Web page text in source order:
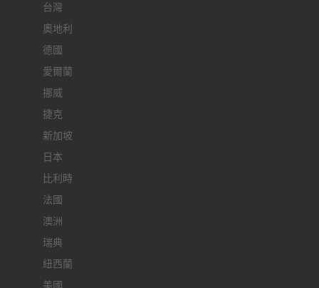
台灣
奧地利
德國
愛爾蘭
挪威
捷克
新加坡
日本
比利時
法國
澳洲
瑞典
紐西蘭
美國